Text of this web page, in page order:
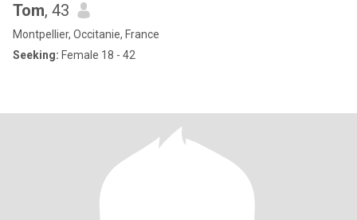
Tom, 43
Montpellier, Occitanie, France
Seeking: Female 18 - 42